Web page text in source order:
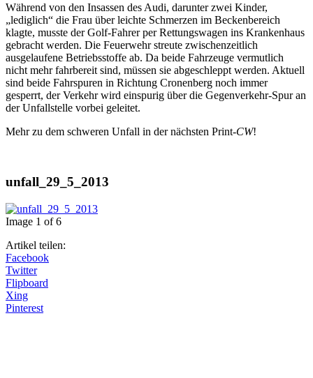
Während von den Insassen des Audi, darunter zwei Kinder,
„lediglich“ die Frau über leichte Schmerzen im Beckenbereich
klagte, musste der Golf-Fahrer per Rettungswagen ins Krankenhaus
gebracht werden. Die Feuerwehr streute zwischenzeitlich
ausgelaufene Betriebsstoffe ab. Da beide Fahrzeuge vermutlich
nicht mehr fahrbereit sind, müssen sie abgeschleppt werden. Aktuell
sind beide Fahrspuren in Richtung Cronenberg noch immer
gesperrt, der Verkehr wird einspurig über die Gegenverkehr-Spur an
der Unfallstelle vorbei geleitet.
Mehr zu dem schweren Unfall in der nächsten Print-CW!
unfall_29_5_2013
Image 1 of 6
Artikel teilen:
Facebook
Twitter
Flipboard
Xing
Pinterest